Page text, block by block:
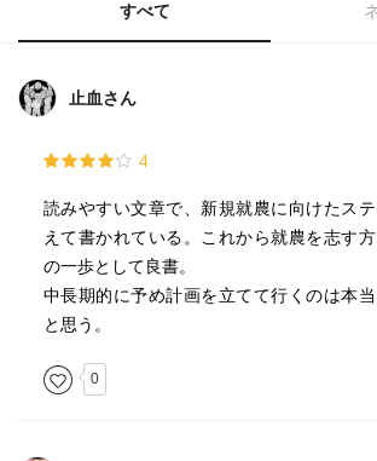
すべて
止血さん
4
読みやすい文章で、新規就農に向けたス
えて書かれている。これから就農を志す
の一歩として良書。
中長期的に予め計画を立てて行くのは本
と思う。
0